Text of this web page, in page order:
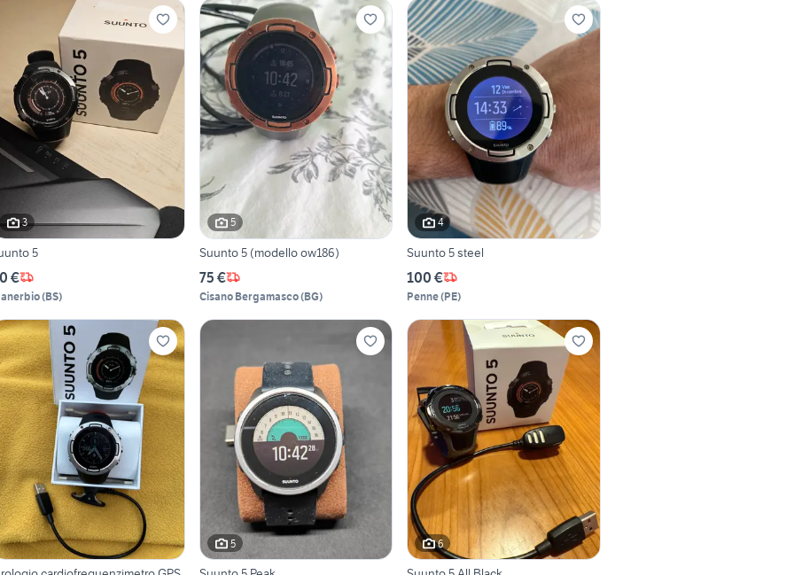
3
5
€
(BS)
5
Suunto 5 (modello ow186)
75 €
Cisano Bergamasco(BG)
4
Suunto 5 steel
100 €
Penne(PE)
5 6